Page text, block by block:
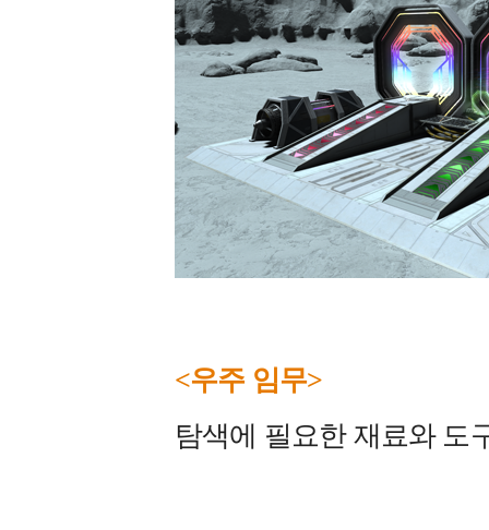
<우주 임무>
탐색에 필요한 재료와 도